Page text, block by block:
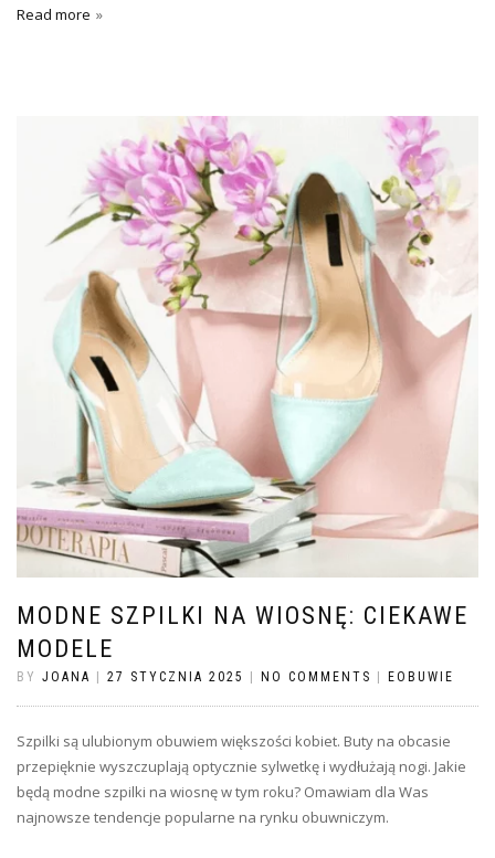
Read more
MODNE SZPILKI NA WIOSNĘ: CIEKAWE
MODELE
BY JOANA 27 STYCZNIA 2025 NO COMMENTS EOBUWIE
Szpilki są ulubionym obuwiem większości kobiet. Buty na obcasie
przepięknie wyszczuplają optycznie sylwetkę i wydłużają nogi. Jakie
będą modne szpilki na wiosnę w tym roku? Omawiam dla Was
najnowsze tendencje popularne na rynku obuwniczym.